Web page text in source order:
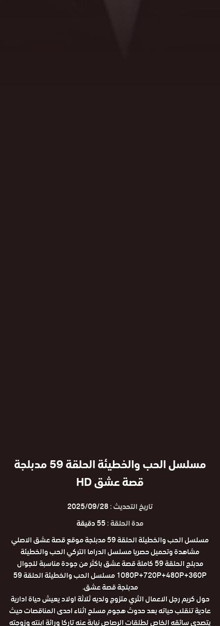
مسلسل الحب والخطيئة الحلقة 59 مدبلجة
قصة عشق HD
تاريخ التحديث :2025/09/28
مدة الحلقة :55 دقيقة
مسلسل الحب والخطيئة الحلقة 59 مدبلجة موقع قصة عشق الاصلي
مشاهدة وتحميل حصريا مسلسل الدراما التركي الحب والخطيئة
مدبلج الحلقة 59 كاملة قصة عشق باكثر من جودة مناسبة للجوال
1080P+720P+480P+360P مسلسل الحب والخطيئة الحلقة 59
مدبلجة قصة عشق.
حول كريم رجل الاعمال الثري متزوج ولديه ثلاثة اولاد يعيش حياة ادارية
عادية تنقلب حياته بعد حدوث هجوم مسلح اثناء احدى المناقصات حيث
يتصدى سائقه الخاص لطلقات الرصاص نيابة عنه تاركا ورائة ابنته وزوجته